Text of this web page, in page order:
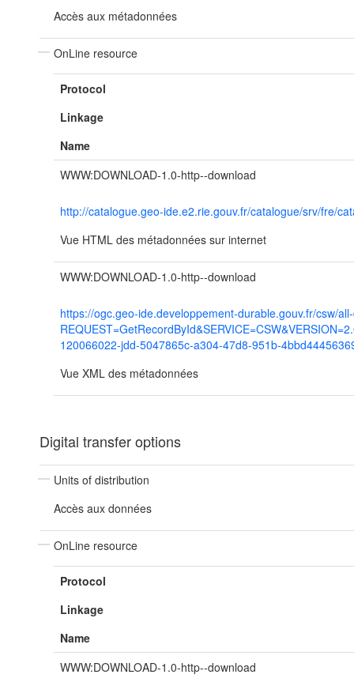
Accès aux métadonnées
OnLine resource
Protocol
Linkage
Name
WWW:DOWNLOAD-1.0-http--download
http://catalogue.geo-ide.e2.rie.gouv.fr/catalogue/srv/fre/
Vue HTML des métadonnées sur internet
WWW:DOWNLOAD-1.0-http--download
https://ogc.geo-ide.developpement-durable.gouv.fr/csw/
120066022-jdd-5047865c-a304-47d8-951b-
Vue XML des métadonnées
Digital transfer options
Units of distribution
Accès aux données
OnLine resource
Protocol
Linkage
Name
WWW:DOWNLOAD-1.0-http--download